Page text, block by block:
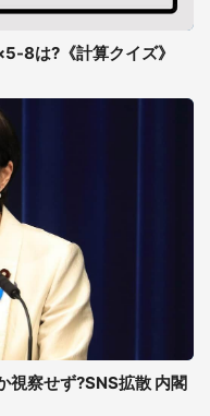
8は?《計算クイズ》
視察せず?SNS拡散 内閣